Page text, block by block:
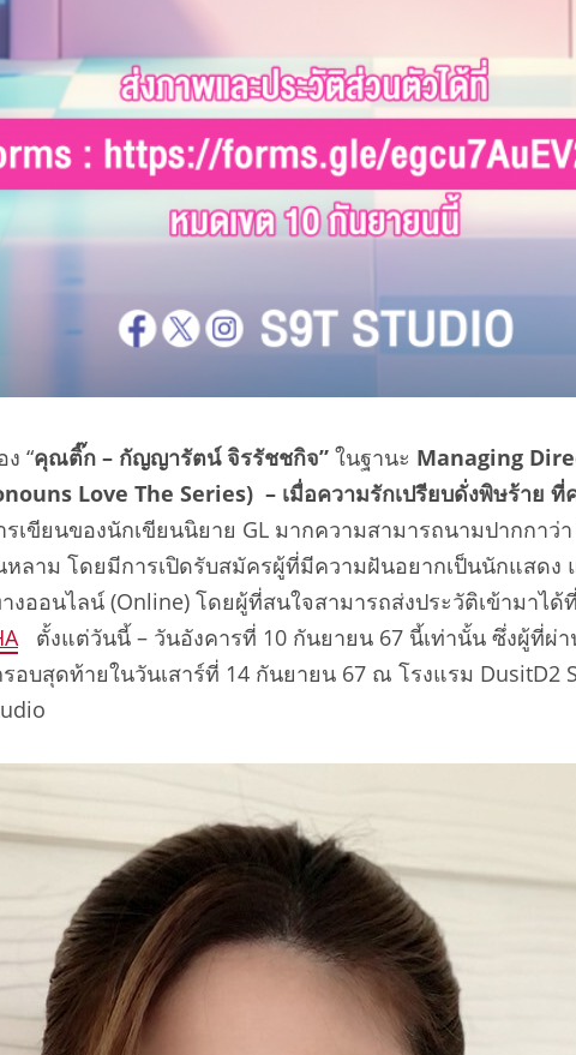
“คุณติ๊ก – กัญญารัตน์ จิรรัชชกิจ” ในฐานะ Managing
Love The Series) – เมื่อความรักเปรียบดั่งพิษร้าย
เขียนของนักเขียนนิยาย GL มากความสามารถนามปากกาว่า
ลาม โดยมีการเปิดรับสมัครผู้ที่มีความฝันอยากเป็นนักแสดง
ออนไลน์ (Online) โดยผู้ที่สนใจสามารถส่งประวัติเข้ามาได้
ตั้งแต่วันนี้ – วันอังคารที่ 10 กันยายน 67 นี้เท่านั้น ซึ่งผู้ที่ผ่า
อบสุดท้ายในวันเสาร์ที่ 14 กันยายน 67 ณ โรงแรม DusitD2